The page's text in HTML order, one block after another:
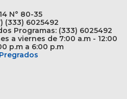
N° 80-35
(333) 6025492
Programas: (333) 6025492
a viernes de 7:00 a.m - 12:00
p.m a 6:00 p.m
Pregrados